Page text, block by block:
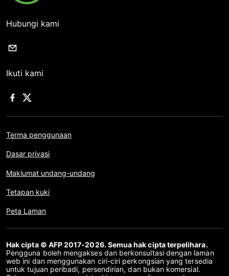
Hubungi kami
Ikuti kami
Terma penggunaan
Dasar privasi
Maklumat undang-undang
Tetapan kuki
Peta Laman
Hak cipta © AFP 2017-2026. Semua hak cipta terpelihara.
Pengguna boleh mengakses dan berkonsultasi dengan laman
web ini dan menggunakan ciri-ciri perkongsian yang tersedia
untuk tujuan peribadi, persendirian, dan bukan komersial.